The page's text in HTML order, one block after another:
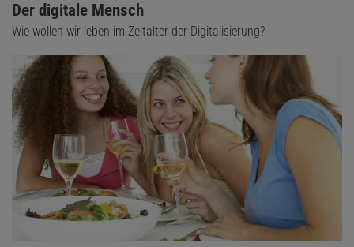
Der digitale Mensch
Wie wollen wir leben im Zeitalter der Digitalisierung?